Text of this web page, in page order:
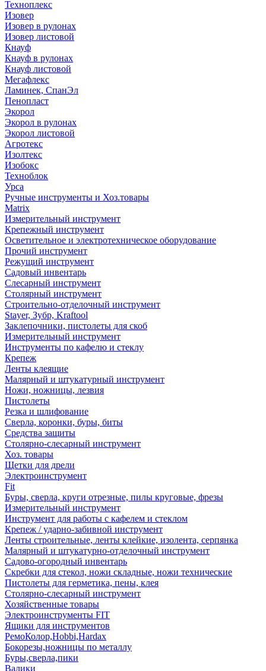
Техноплекс
Изовер
Изовер в рулонах
Изовер листовой
Кнауф
Кнауф в рулонах
Кнауф листовой
Мегафлекс
Ламинек, СпанЭл
Пенопласт
Экорол
Экорол в рулонах
Экорол листовой
Агротекс
Изолтекс
Изобокс
Техноблок
Урса
Ручные инструменты и Хоз.товары
Matrix
Измерительный инструмент
Крепежный инструмент
Осветительное и электротехническое оборудование
Прочий инструмент
Режущий инструмент
Садовый инвентарь
Слесарный инструмент
Столярный инструмент
Строительно-отделочный инструмент
Stayer, Зубр, Kraftool
Заклепочники, пистолеты для скоб
Измерительный инструмент
Инструменты по кафелю и стеклу
Крепеж
Ленты клеящие
Малярный и штукатурный инструмент
Ножи, ножницы, лезвия
Пистолеты
Резка и шлифование
Сверла, коронки, буры, биты
Средства защиты
Столярно-слесарный инструмент
Хоз. товары
Щетки для дрели
Электроинструмент
Fit
Буры, сверла, круги отрезные, пилы круговые, фрезы
Измерительный инструмент
Инструмент для работы с кафелем и стеклом
Крепеж / ударно-забивной инструмент
Ленты строительные, ленты клейкие, изолента, серпянка
Малярный и штукатурно-отделочный инструмент
Садово-огородный инвентарь
Скребки для стекол, ножи складные, ножи технические
Пистолеты для герметика, пены, клея
Столярно-слесарный инструмент
Хозяйственные товары
Электроинструменты FIT
Ящики для инструментов
РемоКолор,Hobbi,Hardax
Бокорезы,ножницы по металлу
Буры,сверла,пики
Валики